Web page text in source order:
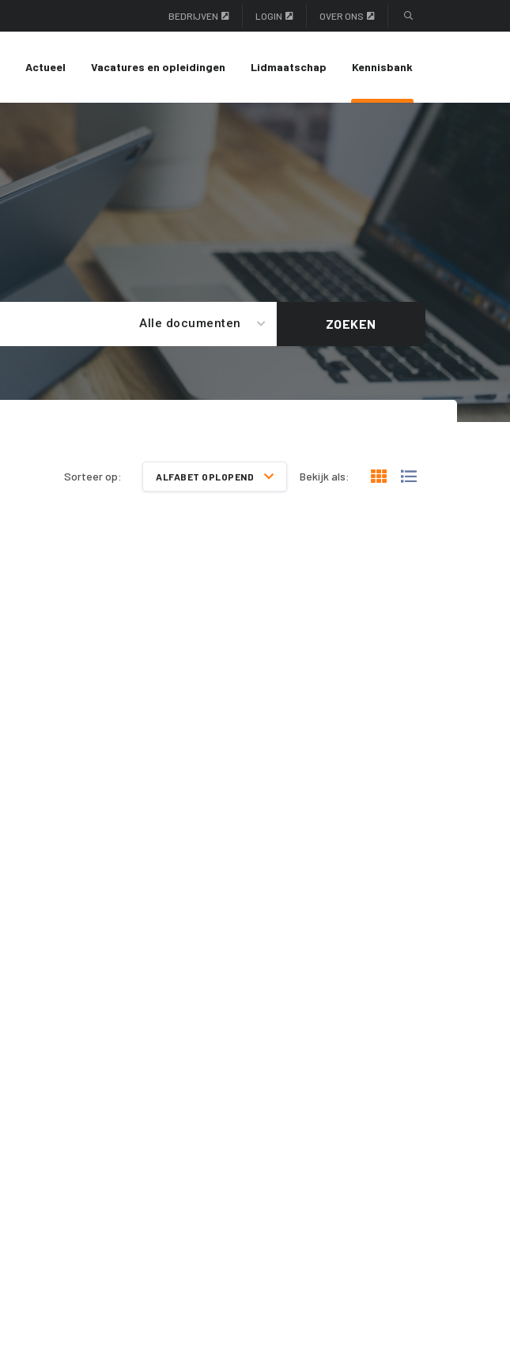
BEDRIJVEN LOGIN OVER ONS
Actueel Vacatures en opleidingen Lidmaatschap Kennisbank
Alle documenten ZOEKEN
Sorteer op: ALFABET OPLOPEND Bekijk als: